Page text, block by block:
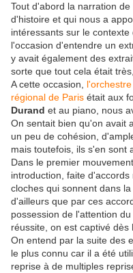
Tout d'abord la narration de
d'histoire et qui nous a
intéressants sur le
l'occasion d'entendre un
y avait également des
sorte que tout cela était
A cette occasion,
régional de Paris était aux
Durand et au piano, nous
On sentait bien qu'on avait
un peu de cohésion,
mais toutefois, ils s'en sont
Dans le premier
introduction, faite
cloches qui sonnent dans
d'ailleurs que par ces
possession de l'attention
réussite, on est captivé dès
On entend par la suite des
le plus connu car il a été
reprise à de multiples